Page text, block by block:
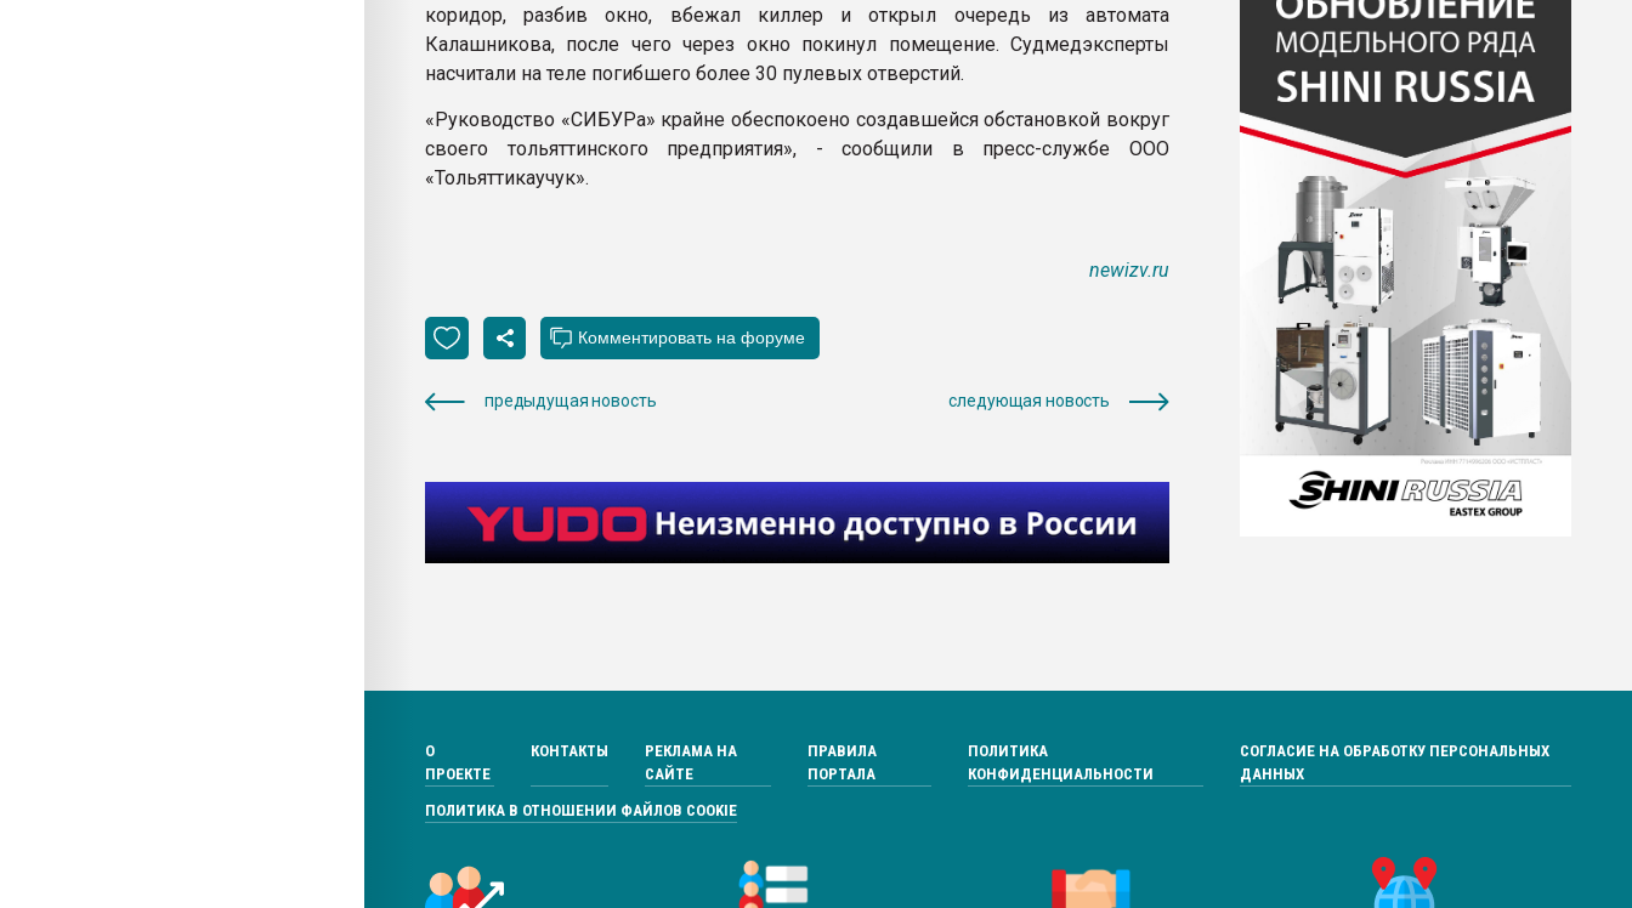
коридор, разбив окно, вбежал киллер и открыл очередь из автомата
Калашникова, после чего через окно покинул помещение. Судмедэксперты
насчитали на теле погибшего более 30 пулевых отверстий.
«Руководство «СИБУРа» крайне обеспокоено создавшейся обстановкой вокруг
своего тольяттинского предприятия», - сообщили в пресс-службе ООО
«Тольяттикаучук».
newizv.ru
предыдущая новость следующая новость
О
ПРОЕКТЕ
КОНТАКТЫ
РЕКЛАМА НА
САЙТЕ
ПРАВИЛА
ПОРТАЛА
ПОЛИТИКА
КОНФИДЕНЦИАЛЬНОСТИ
СОГЛАСИЕ НА ОБРАБОТКУ ПЕРСОНАЛЬНЫХ
ДАННЫХ
ПОЛИТИКА В ОТНОШЕНИИ ФАЙЛОВ COOKIE